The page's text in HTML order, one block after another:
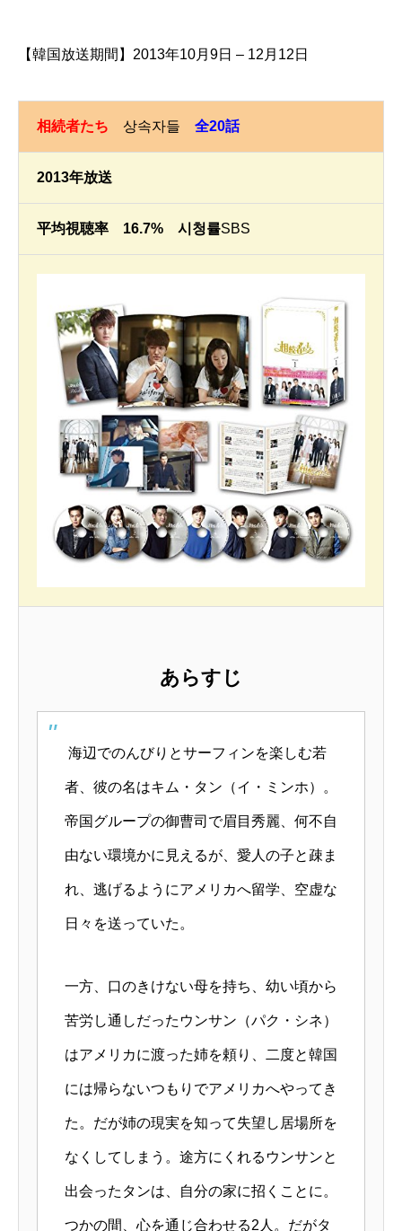
【韓国放送期間】2013年10月9日 – 12月12日
相続者たち 상속자들 全20話
2013年放送
平均視聴率 16.7% 시청률SBS
あらすじ
海辺でのんびりとサーフィンを楽しむ若
者、彼の名はキム・タン（イ・ミンホ）。
帝国グループの御曹司で眉目秀麗、何不自
由ない環境かに見えるが、愛人の子と疎ま
れ、逃げるようにアメリカへ留学、空虚な
日々を送っていた。
一方、口のきけない母を持ち、幼い頃から
苦労し通しだったウンサン（パク・シネ）
はアメリカに渡った姉を頼り、二度と韓国
には帰らないつもりでアメリカへやってき
た。だが姉の現実を知って失望し居場所を
なくしてしまう。途方にくれるウンサンと
出会ったタンは、自分の家に招くことに。
つかの間、心を通じ合わせる2人。だがタ